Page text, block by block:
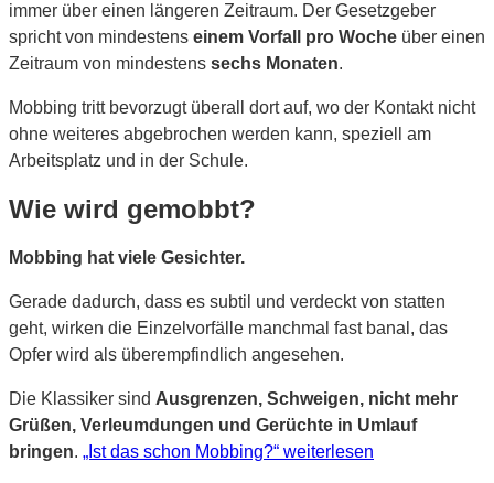
immer über einen längeren Zeitraum. Der Gesetzgeber
spricht von mindestens einem Vorfall pro Woche über einen
Zeitraum von mindestens sechs Monaten.
Mobbing tritt bevorzugt überall dort auf, wo der Kontakt nicht
ohne weiteres abgebrochen werden kann, speziell am
Arbeitsplatz und in der Schule.
Wie wird gemobbt?
Mobbing hat viele Gesichter.
Gerade dadurch, dass es subtil und verdeckt von statten
geht, wirken die Einzelvorfälle manchmal fast banal, das
Opfer wird als überempfindlich angesehen.
Die Klassiker sind Ausgrenzen, Schweigen, nicht mehr
Grüßen, Verleumdungen und Gerüchte in Umlauf
bringen. „Ist das schon Mobbing?“ weiterlesen